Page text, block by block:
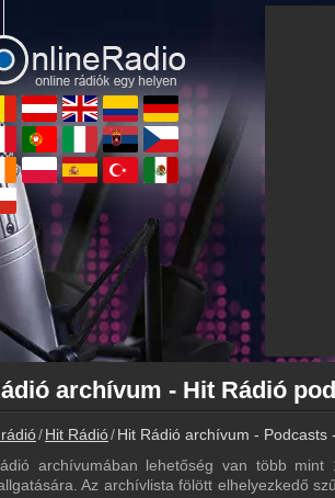
archívum - Hit Rádió
Hit Rádió Hit Rádió archívum - Podcasts
archívumában lehetőség van több
Az archívlista fölött elhelyezkedő